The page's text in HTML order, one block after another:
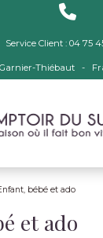
Service Client : 04 75
Garnier-Thiébaut -
bébé et ado
et ado